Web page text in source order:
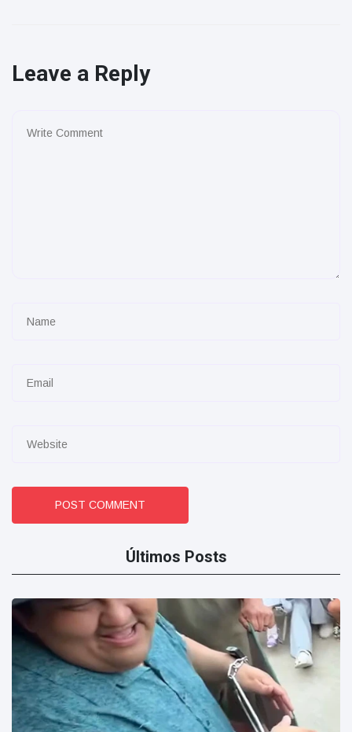
Leave a Reply
POST COMMENT
Últimos Posts